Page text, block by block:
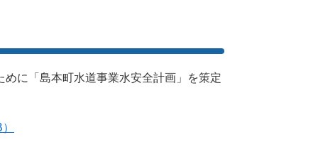
に「島本町水道事業水安全計画」を策定